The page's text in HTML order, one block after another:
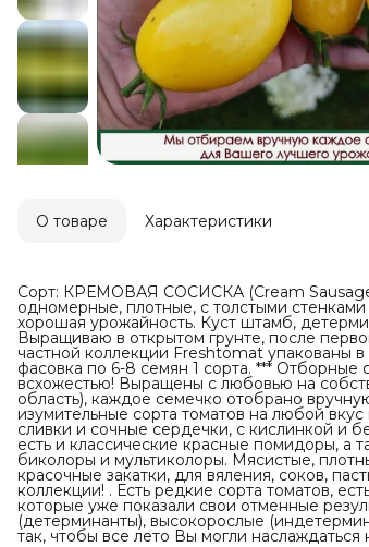
О товаре Характеристики
Сорт: КРЕМОВАЯ СОСИСКА (Cream
одномерные, плотные, с толстыми
хорошая урожайность. Куст штамб,
Выращиваю в открытом грунте, после
частной коллекции Freshtomat упакованы
фасовка по 6-8 семян 1 сорта. ***
всхожестью! Выращены с любовью на
область), каждое семечко отобрано
изумительные сорта томатов на любой
сливки и сочные сердечки, с кислинкой и
есть и классические красные помидоры, а
биколоры и мультиколоры. Мясистые,
красочные закатки, для вяления, соков,
коллекции! . Есть редкие сорта томатов,
которые уже показали свои отменные
(детерминанты), высокорослые
так, чтобы все лето Вы могли